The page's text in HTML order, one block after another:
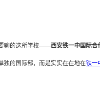
聊的这所学校——西安铁一中国际合
独的国际部，而是实实在在地在铁一